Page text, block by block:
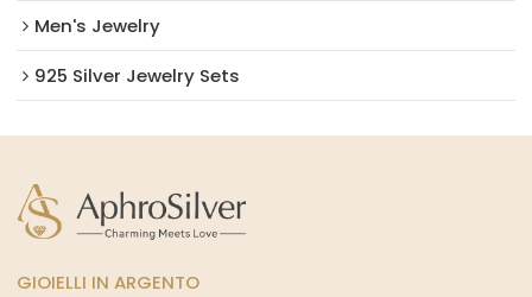
Men's Jewelry
925 Silver Jewelry Sets
GIOIELLI IN ARGENTO